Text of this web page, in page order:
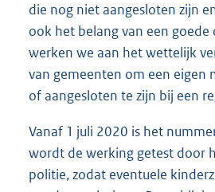
die nog niet aangesloten zijn
ook het belang van een goede
werken we aan het wettelijk
van gemeenten om een eigen
of aangesloten te zijn bij een
Vanaf 1 juli 2020 is het
wordt de werking getest door
politie, zodat eventuele